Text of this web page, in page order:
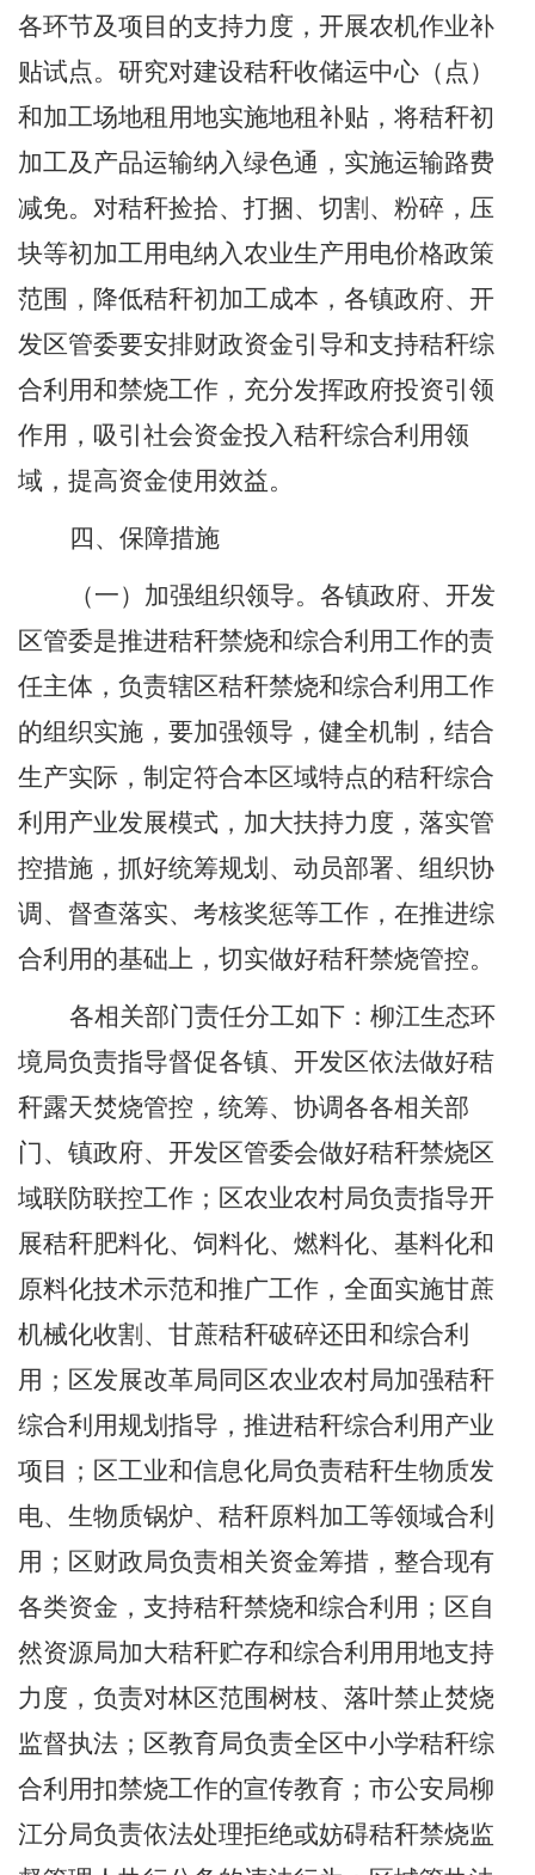
各环节及项目的支持力度，开展农机作业补
贴试点。研究对建设秸秆收储运中心（点）
和加工场地租用地实施地租补贴，将秸秆初
加工及产品运输纳入绿色通，实施运输路费
减免。对秸秆捡拾、打捆、切割、粉碎，压
块等初加工用电纳入农业生产用电价格政策
范围，降低秸秆初加工成本，各镇政府、开
发区管委要安排财政资金引导和支持秸秆综
合利用和禁烧工作，充分发挥政府投资引领
作用，吸引社会资金投入秸秆综合利用领
域，提高资金使用效益。
四、保障措施
（一）加强组织领导。各镇政府、开发
区管委是推进秸秆禁烧和综合利用工作的责
任主体，负责辖区秸秆禁烧和综合利用工作
的组织实施，要加强领导，健全机制，结合
生产实际，制定符合本区域特点的秸秆综合
利用产业发展模式，加大扶持力度，落实管
控措施，抓好统筹规划、动员部署、组织协
调、督查落实、考核奖惩等工作，在推进综
合利用的基础上，切实做好秸秆禁烧管控。
各相关部门责任分工如下：柳江生态环
境局负责指导督促各镇、开发区依法做好秸
秆露天焚烧管控，统筹、协调各各相关部
门、镇政府、开发区管委会做好秸秆禁烧区
域联防联控工作；区农业农村局负责指导开
展秸秆肥料化、饲料化、燃料化、基料化和
原料化技术示范和推广工作，全面实施甘蔗
机械化收割、甘蔗秸秆破碎还田和综合利
用；区发展改革局同区农业农村局加强秸秆
综合利用规划指导，推进秸秆综合利用产业
项目；区工业和信息化局负责秸秆生物质发
电、生物质锅炉、秸秆原料加工等领域合利
用；区财政局负责相关资金筹措，整合现有
各类资金，支持秸秆禁烧和综合利用；区自
然资源局加大秸秆贮存和综合利用用地支持
力度 ， 负责对林区范围树枝、落叶禁止焚烧
监督执法；区教育局负责全区中小学秸秆综
合利用扣禁烧工作的宣传教育；市公安局柳
江分局负责依法处理拒绝或妨碍秸秆禁烧监